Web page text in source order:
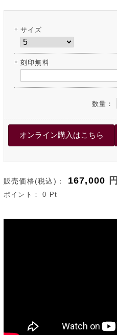
サイズ
刻印無料
数量：
販売価格(税込)： 167,000 円
ポイント：0 Pt